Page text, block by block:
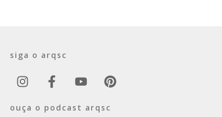
siga o arqsc
ouça o podcast arqsc